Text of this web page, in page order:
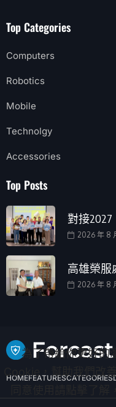
為了帶給你更好的
Top Categories
Computers
Robotics
Mobile
Technolgy
Accessories
Top Posts
對接2027
2026 年 8
高雄榮服
2026 年 8
HOMEFEATURESCATEGORIES